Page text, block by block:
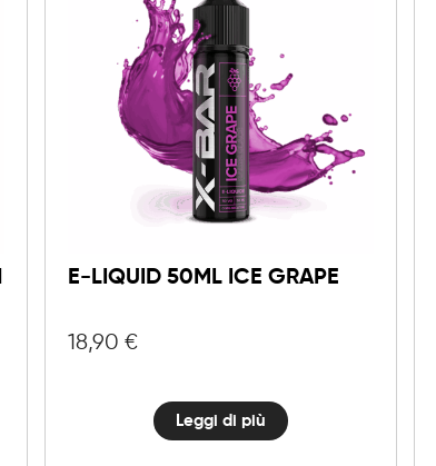
E-LIQUID 50ML ICE GRAPE
18,90 €
Leggi di più